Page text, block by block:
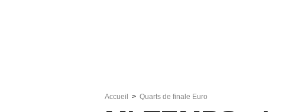
Accueil Quarts de finale Euro